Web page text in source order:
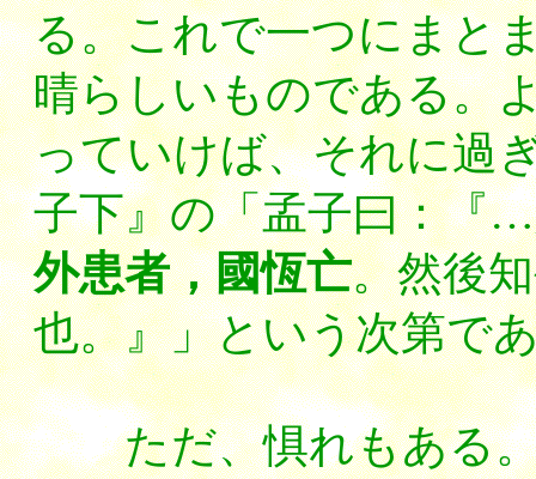
る。これで一つにまと
晴らしいものである。
っていけば、それに過
子下』の「孟子曰：『
外患者，國恆亡。然後
也。』」という次第で
ただ、惧れもある。